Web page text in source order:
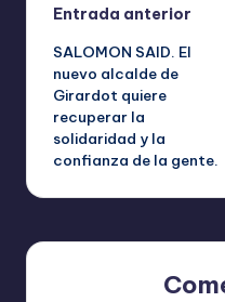
Navegación
de
entradas
Entrada anterior
SALOMON SAID. El
nuevo alcalde de
Girardot quiere
recuperar la
solidaridad y la
confianza de la gente.